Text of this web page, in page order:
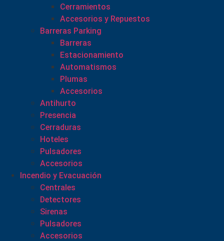
Cerramientos
Accesorios y Repuestos
Barreras Parking
Barreras
Estacionamiento
Automatismos
Plumas
Accesorios
Antihurto
Presencia
Cerraduras
Hoteles
Pulsadores
Accesorios
Incendio y Evacuación
Centrales
Detectores
Sirenas
Pulsadores
Accesorios